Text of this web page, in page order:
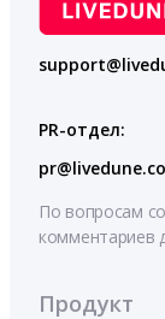
PR-отдел:
По вопросам
Продукт